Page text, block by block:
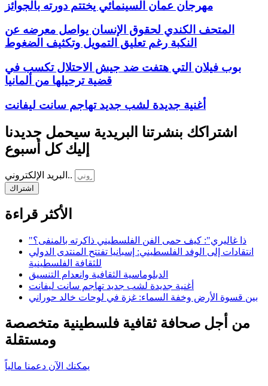
مهرجان عمان السينمائي يختتم دورته بالجوائز
المتحف الكندي لحقوق الإنسان يواصل معرضه عن
النكبة رغم تعليق التمويل وتكثيف الضغوط
بوب فيلان التي هتفت ضد جيش الاحتلال تكسب في
قضية ترحيلها من ألمانيا
أغنية جديدة لشب جديد تهاجم سانت ليفانت
اشتراكك بنشرتنا البريدية سيحمل جديدنا
إليك كل أسبوع
البريد الإلكتروني..
اشتراك
الأكثر قراءة
"ذا غاليري": كيف حمى الفن الفلسطيني ذاكرته بالمنفى؟
انتقادات إلى الوفد الفلسطيني: إسبانيا تفتتح المنتدى الدولي
للثقافة الفلسطينية
الدبلوماسية الثقافية وانعدام التنسيق
أغنية جديدة لشب جديد تهاجم سانت ليفانت
بين قسوة الأرض وخفة السماء: غزة في لوحات خالد حوراني
من أجل صحافة ثقافية فلسطينية متخصصة
ومستقلة
يمكنك الآن دعمنا مالياً